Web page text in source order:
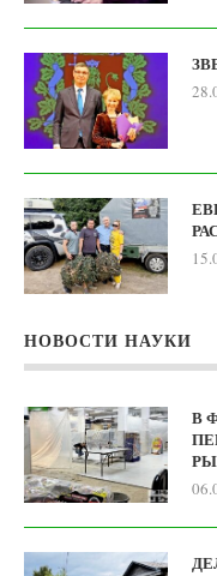
НОВОСТИ НАУКИ
В